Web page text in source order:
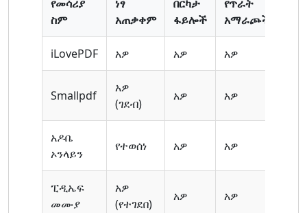
የመሳሪያ
ስም
ነፃ
አጠቃቀም
በርካታ
ፋይሎች
የጥራት
አማራጮች
iLovePDF አዎ አዎ አዎ
Smallpdf
አዎ
(ገደብ)
አዎ አዎ
አዶቤ
ኦንላይን
የተወሰነ አዎ አዎ
ፒዲኤፍ
መሙያ
አዎ
(የተገደበ)
አዎ አዎ